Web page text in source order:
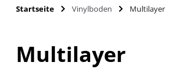
Startseite Vinylboden Multilayer
Multilayer